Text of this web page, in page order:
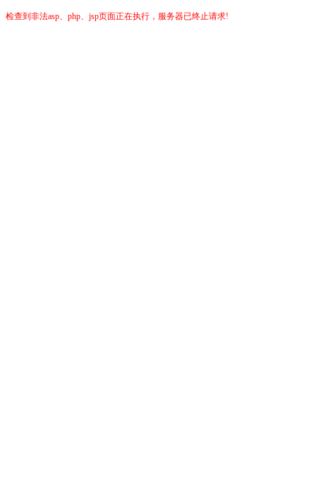
检查到非法asp、php、jsp页面正在执行，服务器已终止请求!